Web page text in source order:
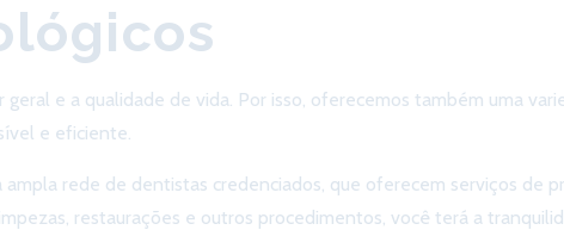
e a qualidade de vida. Por isso, oferecemos também uma
e eficiente.
rede de dentistas credenciados, que oferecem serviços de
restaurações e outros procedimentos, você terá a